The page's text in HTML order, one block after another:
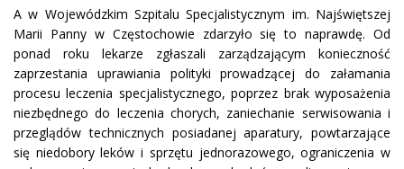
A w Wojewódzkim Szpitalu Specjalistycznym im. Najświętszej
Marii Panny w Częstochowie zdarzyło się to naprawdę. Od
ponad roku lekarze zgłaszali zarządzającym konieczność
zaprzestania uprawiania polityki prowadzącej do załamania
procesu leczenia specjalistycznego, poprzez brak wyposażenia
niezbędnego do leczenia chorych, zaniechanie serwisowania i
przeglądów technicznych posiadanej aparatury, powtarzające
się niedobory leków i sprzętu jednorazowego, ograniczenia w